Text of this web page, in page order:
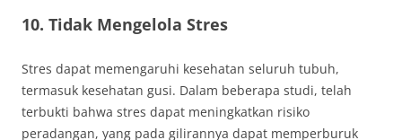
10. Tidak Mengelola Stres
Stres dapat memengaruhi kesehatan seluruh tubuh,
termasuk kesehatan gusi. Dalam beberapa studi, telah
terbukti bahwa stres dapat meningkatkan risiko
peradangan, yang pada gilirannya dapat memperburuk